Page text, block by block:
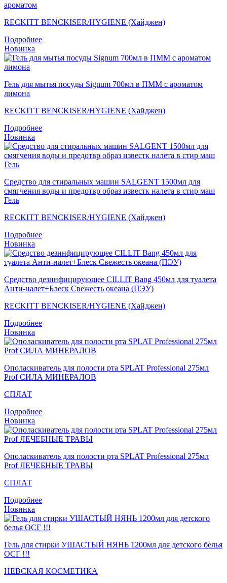
ароматом
RECKITT BENCKISER/HYGIENE (Хайджен)
Подробнее
Новинка
Гель для мытья посуды Signum 700мл в ПММ с ароматом
лимона
RECKITT BENCKISER/HYGIENE (Хайджен)
Подробнее
Новинка
Средство для стиральных машин SALGENT 1500мл для
смягчения воды и предотвр образ известк налета в стир маш
Гель
RECKITT BENCKISER/HYGIENE (Хайджен)
Подробнее
Новинка
Средство дезинфицирующее CILLIT Bang 450мл для туалета
Анти-налет+Блеск Свежесть океана (ПЭУ)
RECKITT BENCKISER/HYGIENE (Хайджен)
Подробнее
Новинка
Ополаскиватель для полости рта SPLAT Professional 275мл
Prof СИЛА МИНЕРАЛОВ
СПЛАТ
Подробнее
Новинка
Ополаскиватель для полости рта SPLAT Professional 275мл
Prof ЛЕЧЕБНЫЕ ТРАВЫ
СПЛАТ
Подробнее
Новинка
Гель для стирки УШАСТЫЙ НЯНЬ 1200мл для детского белья
ОСГ !!!
НЕВСКАЯ КОСМЕТИКА